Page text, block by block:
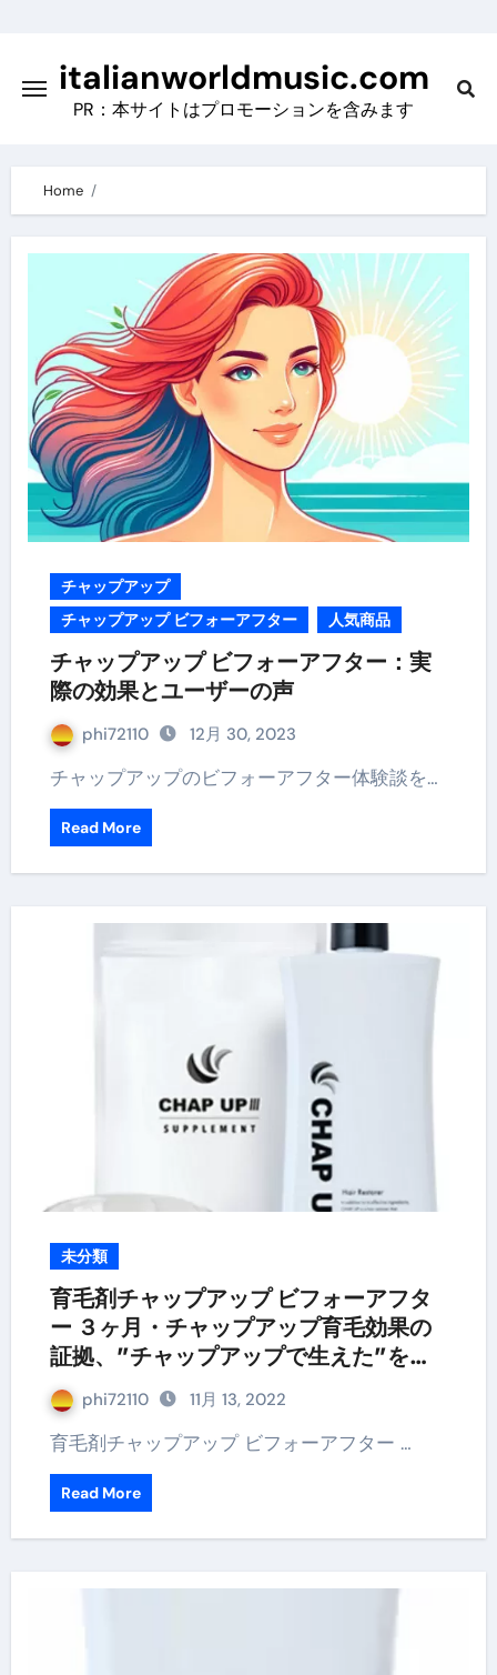
contentitalianworldmusic.com
PR：本サイトはプロモーションを含みます
Home
チャップアップ
チャップアップ ビフォーアフター
人気商品
チャップアップ ビフォーアフター：実
際の効果とユーザーの声
phi72110 12月 30, 2023
チャップアップのビフォーアフター体験談を…
Read More
未分類
育毛剤チャップアップ ビフォーアフタ
ー ３ヶ月・チャップアップ育毛効果の
証拠、”チャップアップで生えた”を実
感体験談!!
phi72110 11月 13, 2022
育毛剤チャップアップ ビフォーアフター …
Read More